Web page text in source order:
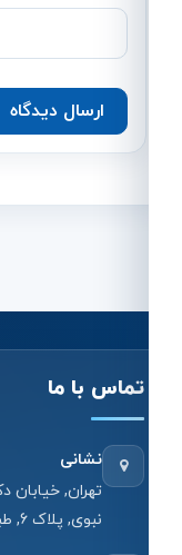
ارسال دیدگاه
تماس با ما
نشانی
تهران, خیابان
نبوی, پلاک 6, طبقه 6 - کد پستی: 1963815896